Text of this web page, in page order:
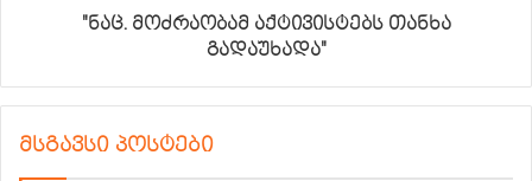
"ნაც. მოძრაობამ აქტივისტებს თანხა
გადაუხადა"
მსგავსი პოსტები